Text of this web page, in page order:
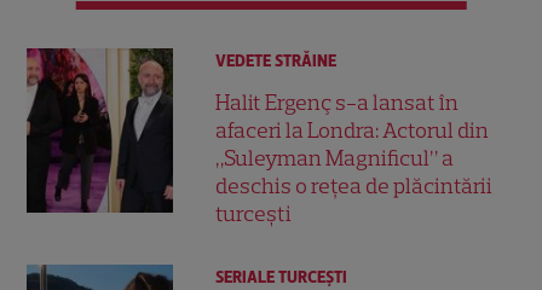
VEDETE STRĂINE
Halit Ergenç s-a lansat în
afaceri la Londra: Actorul din
„Suleyman Magnificul” a
deschis o rețea de plăcintării
turcești
SERIALE TURCEŞTI